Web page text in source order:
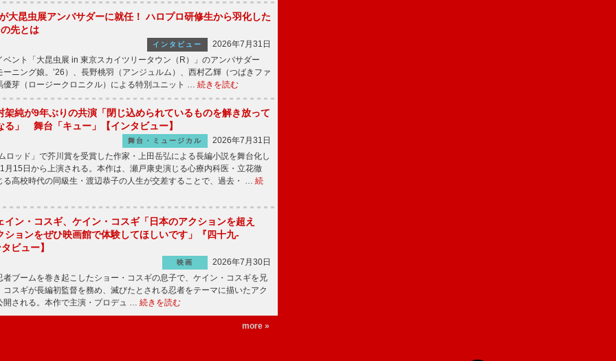
大昆虫展アンバサダーに就任！ ハロプロ研修生から羽化した
先とは
インタビュー
2026年7月31日
ント「大昆虫展 in 東京スカイツリータウン（R）」のアンバサダー
ーニング娘。’26）、長野桃羽（アンジュルム）、西村乙輝（つばきファ
優芽（ロージークロニクル）による特別ユニット … 続きを読む
架純が9年ぶりの共演「閉じ込められているものを解き放って
る」 舞台「キュー」【インタビュー】
舞台・ミュージカル
2026年7月31日
ッド」で芥川賞を受賞した作家・上田岳弘による長編小説を舞台化し
月15日から上演される。本作は、瀬戸康史演じる心療内科医・立花徹
る高校時代の同級生・渡辺恭子の人生が交差することで、過去・ … 続
イン・コスギ、ケイン・コスギ「日本のアクションを超え
ションをぜひ映画館で体験してほしいです」『四十九-
ビュー】
映画
2026年7月30日
ブームを巻き起こしたショー・コスギの息子で、ケイン・コスギを兄
コスギが長編初監督を務め、滅びたとされる忍者をテーマに描いたアク
開される。本作で主演・プロデュ … 続きを読む
more »